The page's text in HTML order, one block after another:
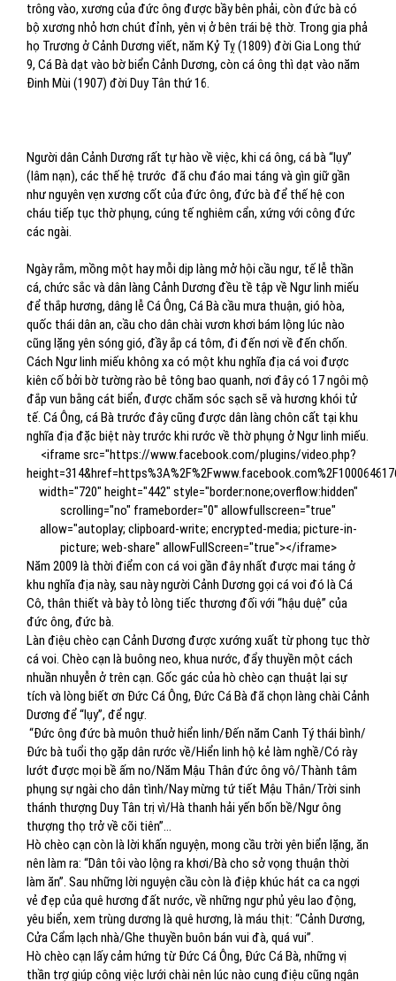
trông vào, xương của đức ông được bầy bên phải, còn đức bà có
bộ xương nhỏ hơn chút đỉnh, yên vị ở bên trái bệ thờ. Trong gia phả
họ Trương ở Cảnh Dương viết, năm Kỷ Tỵ (1809) đời Gia Long thứ
9, Cá Bà dạt vào bờ biển Cảnh Dương, còn cá ông thì dạt vào năm
Đinh Mùi (1907) đời Duy Tân thứ 16.
Người dân Cảnh Dương rất tự hào về việc, khi cá ông, cá bà “lụy”
(lâm nạn), các thế hệ trước đã chu đáo mai táng và gìn giữ gần
như nguyên vẹn xương cốt của đức ông, đức bà để thế hệ con
cháu tiếp tục thờ phụng, cúng tế nghiêm cẩn, xứng với công đức
các ngài.
Ngày rằm, mồng một hay mỗi dịp làng mở hội cầu ngư, tế lễ thần
cá, chức sắc và dân làng Cảnh Dương đều tề tập về Ngư linh miếu
để thắp hương, dâng lễ Cá Ông, Cá Bà cầu mưa thuận, gió hòa,
quốc thái dân an, cầu cho dân chài vươn khơi bám lộng lúc nào
cũng lặng yên sóng gió, đầy ắp cá tôm, đi đến nơi về đến chốn.
Cách Ngư linh miếu không xa có một khu nghĩa địa cá voi được
kiên cố bởi bờ tường rào bê tông bao quanh, nơi đây có 17 ngôi mộ
đắp vun bằng cát biển, được chăm sóc sạch sẽ và hương khói tử
tế. Cá Ông, cá Bà trước đây cũng được dân làng chôn cất tại khu
nghĩa địa đặc biệt này trước khi rước về thờ phụng ở Ngư linh miếu.
<iframe src="https://www.facebook.com/plugins/video.php?
width="720" height="442" style="border:none;overflow:hidden"
scrolling="no" frameborder="0" allowfullscreen="true"
allow="autoplay; clipboard-write; encrypted-media; picture-in-
picture; web-share" allowFullScreen="true"></iframe>
Năm 2009 là thời điểm con cá voi gần đây nhất được mai táng ở
khu nghĩa địa này, sau này người Cảnh Dương gọi cá voi đó là Cá
Cô, thân thiết và bày tỏ lòng tiếc thương đối với “hậu duệ” của
đức ông, đức bà.
Làn điệu chèo cạn Cảnh Dương được xướng xuất từ phong tục thờ
cá voi. Chèo cạn là buông neo, khua nước, đẩy thuyền một cách
nhuần nhuyễn ở trên cạn. Gốc gác của hò chèo cạn thuật lại sự
tích và lòng biết ơn Đức Cá Ông, Đức Cá Bà đã chọn làng chài Cảnh
Dương để “lụy”, để ngự.
“Đức ông đức bà muôn thuở hiển linh/Đến năm Canh Tý thái bình/
Đức bà tuổi thọ gặp dân rước về/Hiển linh hộ kẻ làm nghề/Có rày
lướt được mọi bề ấm no/Năm Mậu Thân đức ông vô/Thành tâm
phụng sự ngài cho dân tình/Nay mừng tứ tiết Mậu Thân/Trời sinh
thánh thượng Duy Tân trị vì/Hà thanh hải yến bốn bề/Ngư ông
thượng thọ trở về cõi tiên”...
Hò chèo cạn còn là lời khấn nguyện, mong cầu trời yên biển lặng, ăn
nên làm ra: “Dân tôi vào lộng ra khơi/Bà cho sở vọng thuận thời
làm ăn”. Sau những lời nguyện cầu còn là điệp khúc hát ca ca ngợi
vẻ đẹp của quê hương đất nước, về những ngư phủ yêu lao động,
yêu biển, xem trùng dương là quê hương, là máu thịt: “Cảnh Dương,
Cửa Cẩm lạch nhà/Ghe thuyền buôn bán vui đà, quá vui”.
Hò chèo cạn lấy cảm hứng từ Đức Cá Ông, Đức Cá Bà, những vị
thần trợ giúp công việc lưới chài nên lúc nào cung điệu cũng ngân